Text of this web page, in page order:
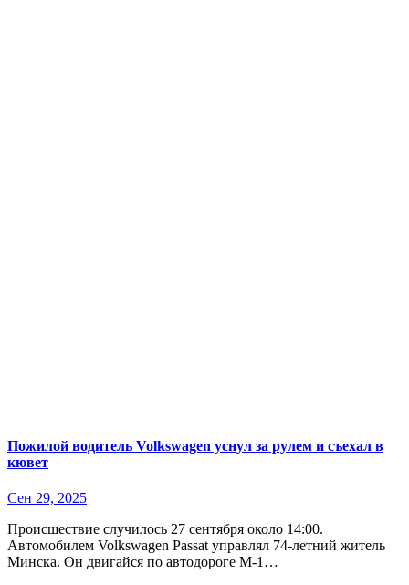
Пожилой водитель Volkswagen уснул за рулем и съехал в
кювет
Сен 29, 2025
Происшествие случилось 27 сентября около 14:00.
Автомобилем Volkswagen Passat управлял 74-летний житель
Минска. Он двигайся по автодороге М-1…